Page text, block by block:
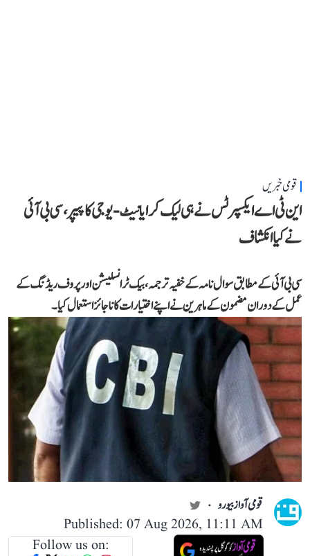
قومی خبریں
این ٹی اے ایکسپرٹس نے ہی لیک کرایا نیٹ-یوجی کا پیپر، سی بی آئی
نے کیا انکشاف
سی بی آئی کے مطابق سوال نامہ کے خفیہ ترجمہ، بیک ٹرانسلیشن اور پروف ریڈنگ کے
عمل کے دوران مضمون کے ماہرین نے اپنے اختیارات کا ناجائز استعمال کیا۔
قومی آواز بیورو
Published: 07 Aug 2026, 11:11 AM
Follow us on: